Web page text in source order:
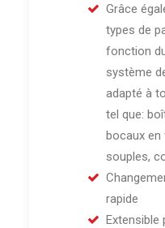
Grâce
types de
fonction
système
adapté à
tel que:
bocaux en
souples,
rapide
Extensible